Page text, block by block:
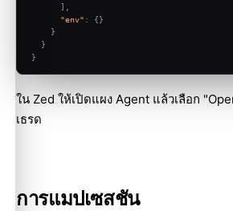
]
"env" : {}
}
}
}
ใน Zed ให้เปิดแผง Agent แล้วเลือก
เธรด
การแมปเซสชัน